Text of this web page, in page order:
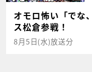
オモロ怖い「でな
ス松倉参戦！
8月5日(水)放送分